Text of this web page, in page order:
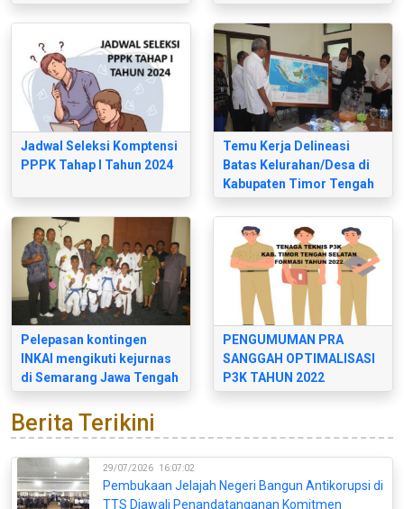
Jadwal Seleksi Komptensi
PPPK Tahap I Tahun 2024
Temu Kerja Delineasi
Batas Kelurahan/Desa di
Kabupaten Timor Tengah
Pelepasan kontingen
INKAI mengikuti kejurnas
di Semarang Jawa Tengah
PENGUMUMAN PRA
SANGGAH OPTIMALISASI
P3K TAHUN 2022
Berita Terikini
29/07/2026 16:07:02
Pembukaan Jelajah Negeri Bangun Antikorupsi di
TTS Diawali Penandatanganan Komitmen